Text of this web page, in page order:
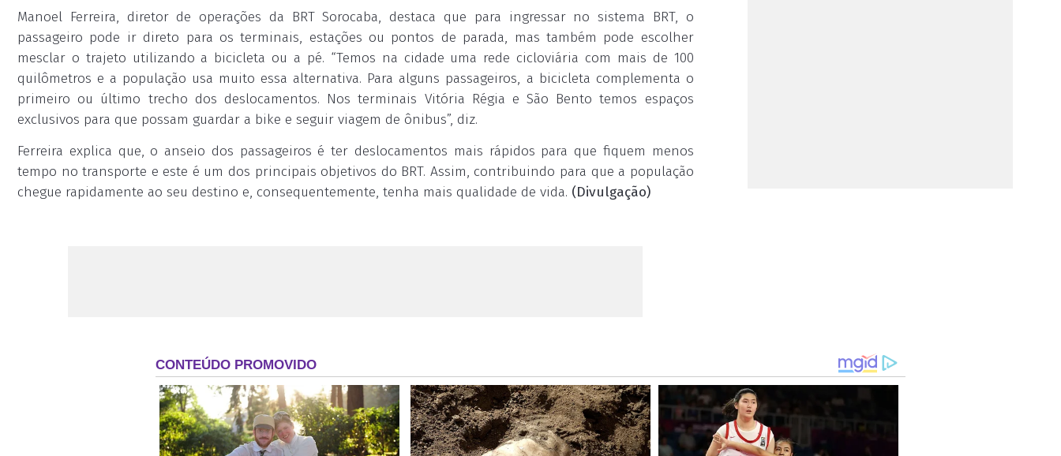
Manoel Ferreira, diretor de operações da BRT Sorocaba, destaca que para ingressar no sistema BRT, o
passageiro pode ir direto para os terminais, estações ou pontos de parada, mas também pode escolher
mesclar o trajeto utilizando a bicicleta ou a pé. “Temos na cidade uma rede cicloviária com mais de 100
quilômetros e a população usa muito essa alternativa. Para alguns passageiros, a bicicleta complementa o
primeiro ou último trecho dos deslocamentos. Nos terminais Vitória Régia e São Bento temos espaços
exclusivos para que possam guardar a bike e seguir viagem de ônibus”, diz.
Ferreira explica que, o anseio dos passageiros é ter deslocamentos mais rápidos para que fiquem menos
tempo no transporte e este é um dos principais objetivos do BRT. Assim, contribuindo para que a população
chegue rapidamente ao seu destino e, consequentemente, tenha mais qualidade de vida. (Divulgação)